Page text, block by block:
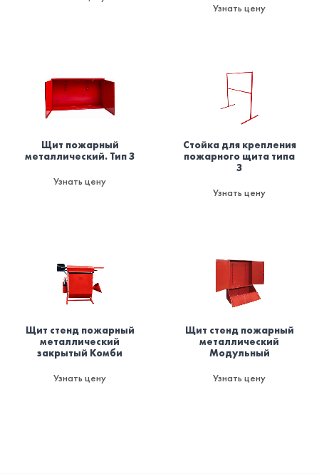
Узнать цену
Щит пожарный
металлический. Тип З
Узнать цену
Стойка для крепления
пожарного щита типа
З
Узнать цену
Щит стенд пожарный
металлический
закрытый Комби
Узнать цену
Щит стенд пожарный
металлический
Модульный
Узнать цену